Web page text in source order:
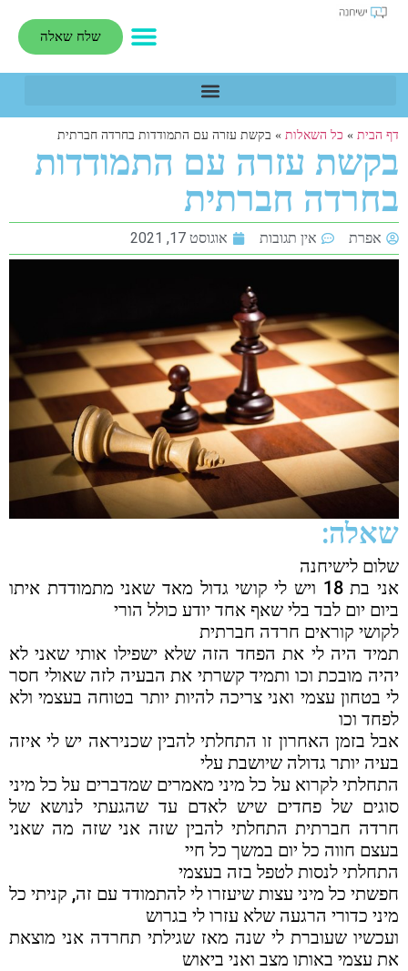
שלח שאלה
דף הבית » כל השאלות » בקשת עזרה עם התמודדות בחרדה חברתית
בקשת עזרה עם התמודדות
בחרדה חברתית
אפרת אין תגובות אוגוסט 17, 2021
שאלה:
שלום לישיחנה
אני בת 18 ויש לי קושי גדול מאד שאני מתמודדת איתו
ביום יום לבד בלי שאף אחד יודע כולל הורי
לקושי קוראים חרדה חברתית
תמיד היה לי את הפחד הזה שלא ישפילו אותי שאני לא
יהיה מובכת וכו ותמיד קשרתי את הבעיה לזה שאולי חסר
לי בטחון עצמי ואני צריכה להיות יותר בטוחה בעצמי ולא
לפחד וכו
אבל בזמן האחרון זו התחלתי להבין שכניראה יש לי איזה
בעיה יותר גדולה שיושבת עלי
התחלתי לקרוא על כל מיני מאמרים שמדברים על כל מיני
סוגים של פחדים שיש לאדם עד שהגעתי לנושא של
חרדה חברתית התחלתי להבין שזה אני שזה מה שאני
בעצם חווה כל יום במשך כל חיי
התחלתי לנסות לטפל בזה בעצמי
חפשתי כל מיני עצות שיעזרו לי להתמודד עם זה, קניתי כל
מיני כדורי הרגעה שלא עזרו לי בגרוש
ועכשיו שעוברת לי שנה מאז שגילתי תחרדה אני מוצאת
את עצמי באותו מצב ואני ביאוש